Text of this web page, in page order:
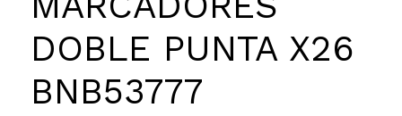
DOBLE PUNTA X26
BNB53777